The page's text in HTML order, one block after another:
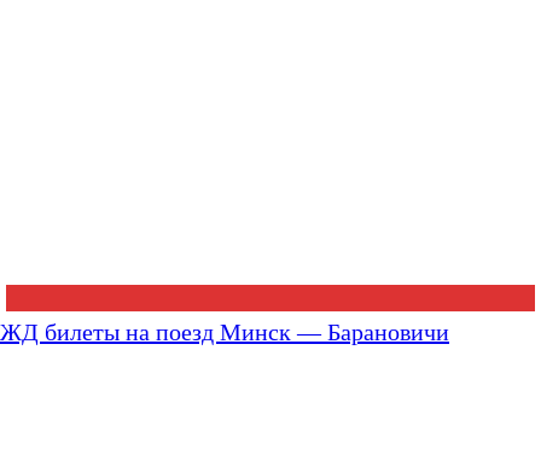
ЖД билеты на поезд Минск — Барановичи